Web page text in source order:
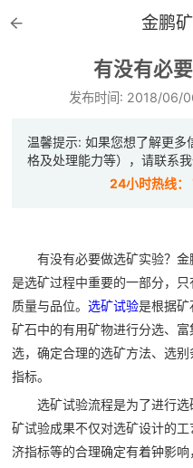
 金鹏
有没有必
发布时间: 2018/06/
温馨提示: 如果您想了解更多
格及处理能力等），请联系我
24小时热线：
有没有必要做选矿实验？金
是选矿过程中重要的一部分，
质量与品位。选矿试验是根据矿
矿石中的有用矿物进行分选、
选，确定合理的选矿方法、选
指标。
选矿试验流程是为了进行选
矿试验成果不仅对选矿设计的
济指标等的合理确定有着钟影